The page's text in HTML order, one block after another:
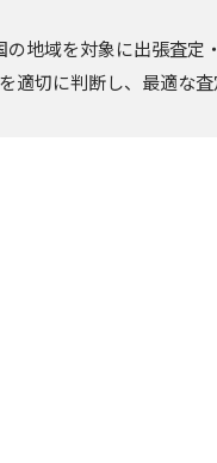
地域を対象に出張査定
切に判断し、最適な査